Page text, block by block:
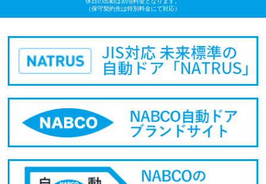
（保守契約先は特別料金にて対応）